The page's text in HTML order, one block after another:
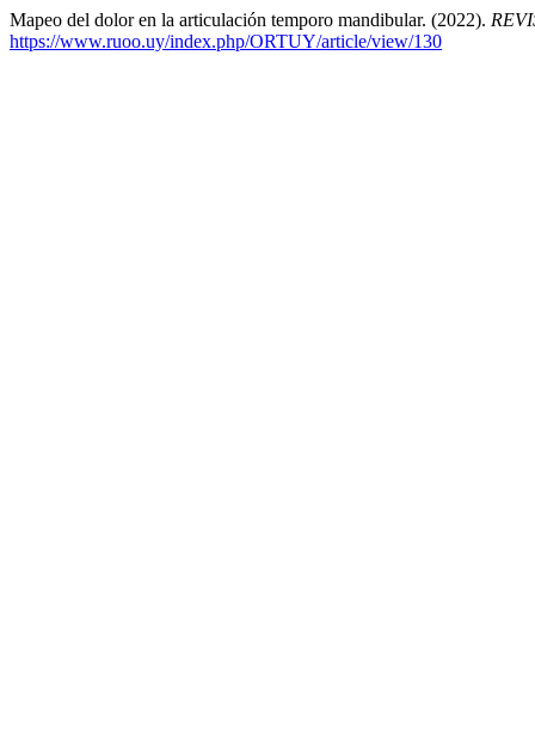
Mapeo del dolor en la articulación temporo mandibular. (2022).
https://www.ruoo.uy/index.php/ORTUY/article/view/130